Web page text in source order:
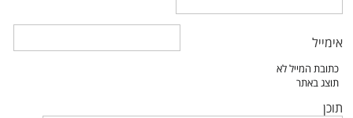
אימייל
תוכן